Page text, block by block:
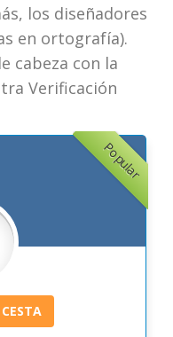
los diseñadores
en ortografía).
cabeza con la
Verificación
Popular